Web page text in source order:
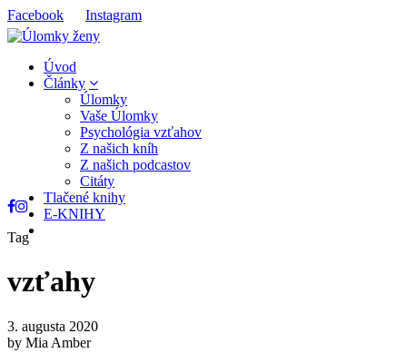
Facebook Instagram
Úvod
Články
Úlomky
Vaše Úlomky
Psychológia vzťahov
Z našich kníh
Z našich podcastov
Citáty
Tlačené knihy
E-KNIHY
Tag
vzťahy
3. augusta 2020
by Mia Amber